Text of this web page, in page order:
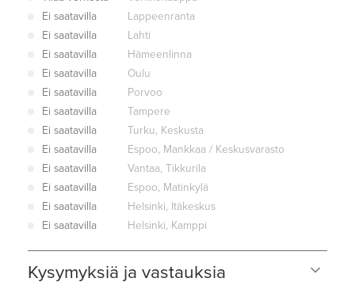
Ei saatavilla
Lappeenranta
Ei saatavilla
Lahti
Ei saatavilla
Hämeenlinna
Ei saatavilla
Oulu
Ei saatavilla
Porvoo
Ei saatavilla
Tampere
Ei saatavilla
Turku, Keskusta
Ei saatavilla
Espoo, Mankkaa / Keskusvarasto
Ei saatavilla
Vantaa, Tikkurila
Ei saatavilla
Espoo, Matinkylä
Ei saatavilla
Helsinki, Itäkeskus
Ei saatavilla
Helsinki, Kamppi
Kysymyksiä ja vastauksia